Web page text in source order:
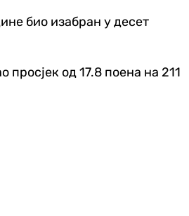
био изабран у десет
просјек од 17.8 поена на 211